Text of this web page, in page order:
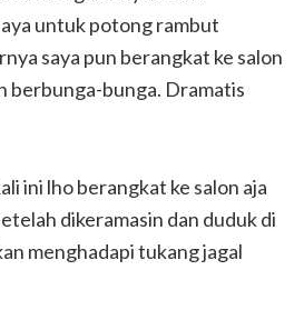
untuk potong rambut
saya pun berangkat ke salon
berbunga-bunga. Dramatis
ini lho berangkat ke salon aja
dikeramasin dan duduk di
menghadapi tukang jagal